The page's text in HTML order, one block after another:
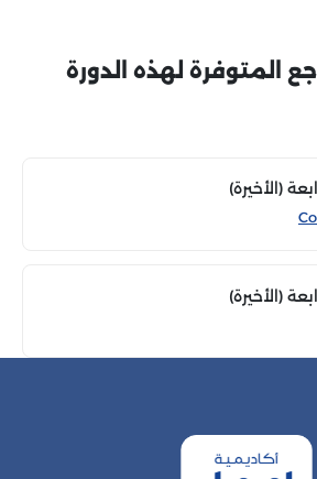
المتوفرة لهذه الدورة
(الأخيرة)
(الأخيرة)